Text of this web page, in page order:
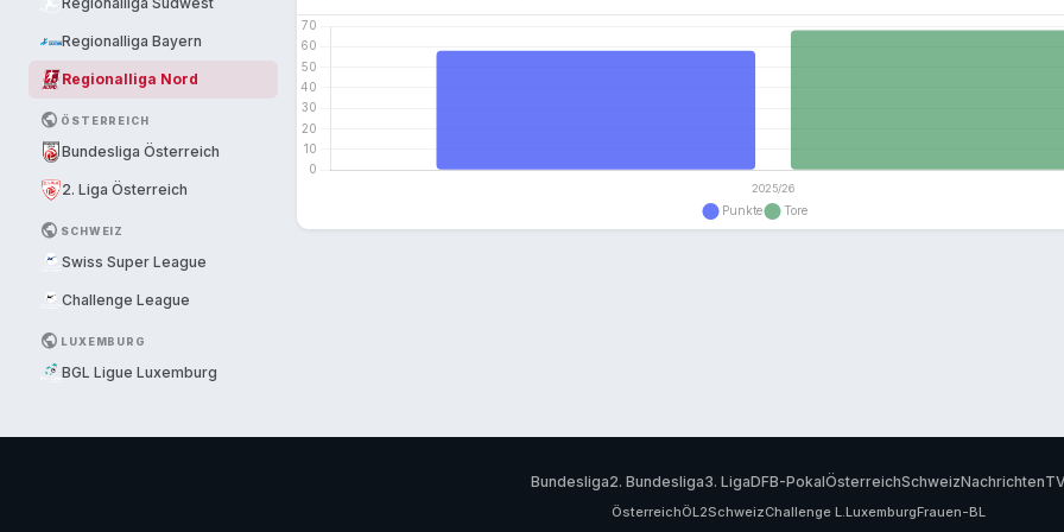
Regionalliga Bayern
Regionalliga Nord
PUBLIC ÖSTERREICH
Bundesliga Österreich
2. Liga Österreich
PUBLIC SCHWEIZ
Swiss Super League
Challenge League
PUBLIC LUXEMBURG
BGL Ligue Luxemburg
Bundesliga2. Bundesliga3. LigaDFB-PokalÖsterreichSchweizNachrichten
ÖsterreichÖL2SchweizChallenge L.LuxemburgFrauen-BL